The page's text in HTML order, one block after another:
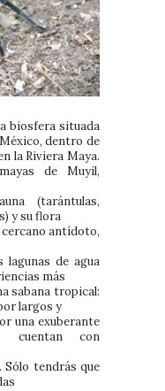
biosfera situada
dentro de
la Riviera Maya.
de Muyil,
(tarántulas,
y su flora
cercano antídoto,
lagunas de agua
más
sabana tropical:
largos y
una exuberante
cuentan con
Sólo tendrás que